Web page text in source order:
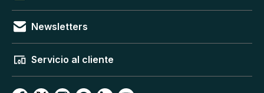
Newsletters
Servicio al cliente